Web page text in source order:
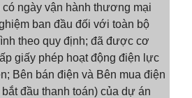
ngày vận hành thương mại
ban đầu đối với toàn bộ
theo quy định; đã được cơ
giấy phép hoạt động điện lực
Bên bán điện và Bên mua điện
đầu thanh toán) của dự án